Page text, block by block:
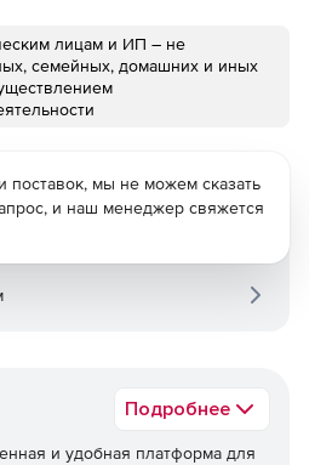
лицам и ИП – не
семейных, домашних и иных
Подробнее
и удобная платформа для
поставок, мы не можем сказать
и наш менеджер свяжется